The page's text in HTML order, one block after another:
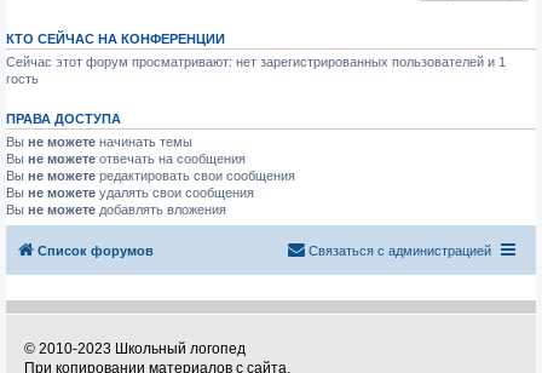
КТО СЕЙЧАС НА КОНФЕРЕНЦИИ
Сейчас этот форум просматривают: нет зарегистрированных пользователей и 1
гость
ПРАВА ДОСТУПА
Вы не можете начинать темы
Вы не можете отвечать на сообщения
Вы не можете редактировать свои сообщения
Вы не можете удалять свои сообщения
Вы не можете добавлять вложения
Список форумов Связаться с администрацией
© 2010-2023 Школьный логопед
При копировании материалов с сайта,